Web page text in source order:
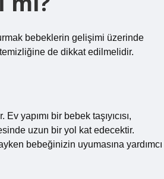
bebeklerin gelişimi üzerinde
temizliğine de dikkat edilmelidir.
yapımı bir bebek taşıyıcısı,
uzun bir yol kat edecektir.
bebeğinizin uyumasına yardımcı